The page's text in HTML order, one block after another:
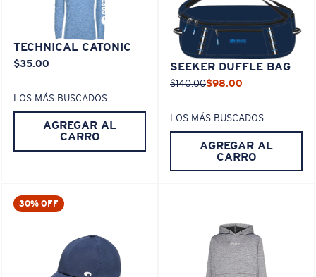
TECHNICAL CATONIC
$35.00
LOS MÁS BUSCADOS
AGREGAR AL
CARRO
SEEKER DUFFLE BAG
$140.00$98.00
LOS MÁS BUSCADOS
AGREGAR AL
CARRO
30% OFF